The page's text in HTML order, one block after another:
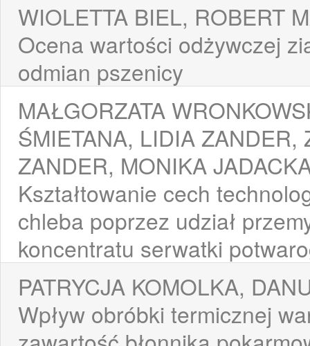
WIOLETTA BIEL, ROBERT
Ocena wartości odżywczej
odmian pszenicy
MAŁGORZATA
ŚMIETANA, LIDIA ZANDER,
ZANDER, MONIKA
Kształtowanie cech
chleba poprzez udział
koncentratu serwatki
PATRYCJA KOMOLKA,
Wpływ obróbki termicznej